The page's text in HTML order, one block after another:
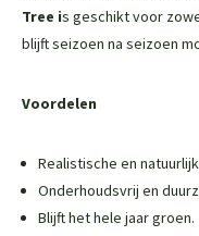
Tree is geschikt voor
blijft seizoen na seizoen
Voordelen
Realistische en
Onderhoudsvrij en
Blijft het hele jaar groen.